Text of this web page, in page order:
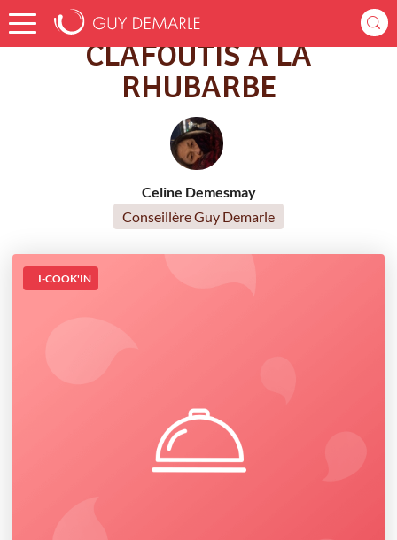
Accueil Recettes CLAFOUTIS A LA RHUBARBE
CLAFOUTIS A LA
RHUBARBE
Celine Demesmay
Conseillère Guy Demarle
I-COOK'IN